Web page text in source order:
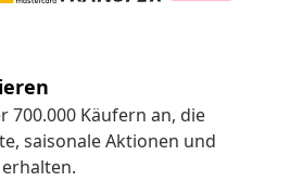
700.000 Käufern an, die
saisonale Aktionen und